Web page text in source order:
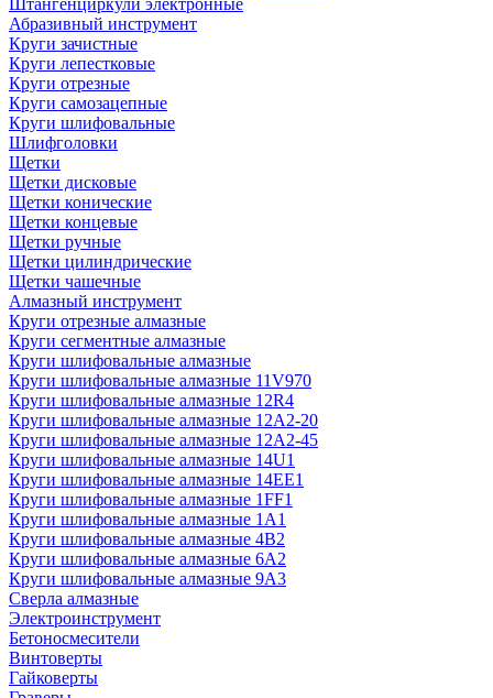
Штангенциркули электронные
Абразивный инструмент
Круги зачистные
Круги лепестковые
Круги отрезные
Круги самозацепные
Круги шлифовальные
Шлифголовки
Щетки
Щетки дисковые
Щетки конические
Щетки концевые
Щетки ручные
Щетки цилиндрические
Щетки чашечные
Алмазный инструмент
Круги отрезные алмазные
Круги сегментные алмазные
Круги шлифовальные алмазные
Круги шлифовальные алмазные 11V970
Круги шлифовальные алмазные 12R4
Круги шлифовальные алмазные 12А2-20
Круги шлифовальные алмазные 12А2-45
Круги шлифовальные алмазные 14U1
Круги шлифовальные алмазные 14ЕЕ1
Круги шлифовальные алмазные 1FF1
Круги шлифовальные алмазные 1А1
Круги шлифовальные алмазные 4В2
Круги шлифовальные алмазные 6A2
Круги шлифовальные алмазные 9А3
Сверла алмазные
Электроинструмент
Бетоносмесители
Винтоверты
Гайковерты